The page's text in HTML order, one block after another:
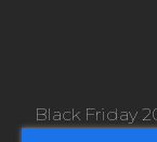
Black Friday